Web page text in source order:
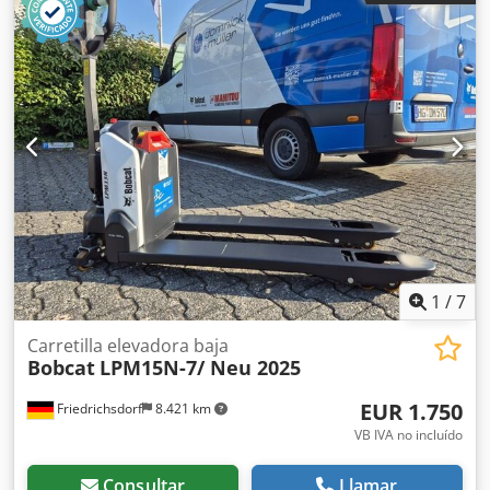
1.150 mm, peso en vacío:585 kg , longitud total:1.710 mm,
tipo de accionamiento:Elektro, ancho de construcción:
800 mm, Apilador Centro de carga: 600 mm Ancho de
horquillas: 180 mm Grosor de horquillas: 60 mm Tipo de
mástil: Dúplex Estado: Nuevo Estado técnico: Nuevo Tipo
de neumático delantero: Poliuretano Estado del neumático
delantero: 80 - 100% Tipo de neumático trasero:
Poliuretano Estado del neumático trasero: 80 - 100%
Batería Voltios: 24V Batería Ah: 60Ah Tipo de batería: Ion
de litio Año de fabricación de la batería: 2026 Estado de la
batería: 80 - 100% Certificado CE, Batería de ion de litio
libre de mantenimiento 24 V Dcodpfxoy Uz Sqo Ai Rok
1 /7
Friedrichsdorf 8.421 km
Carretilla elevadora baja
Bobcat LPM15N-7/ Neu 2025
EUR 1.750
VB IVA no incluído